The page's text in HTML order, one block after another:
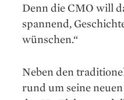
Denn die CMO will
spannend,
wünschen.“
Neben den
rund um seine